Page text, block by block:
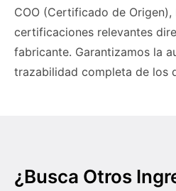
COO (Certificado de Origen),
certificaciones relevantes
fabricante. Garantizamos la
trazabilidad completa de los
¿Busca Otros